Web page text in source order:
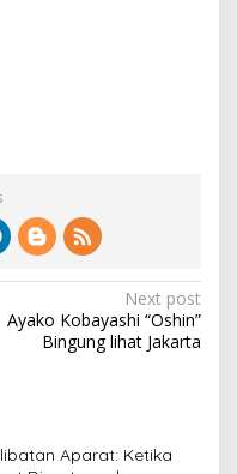
Next post
Ayako Kobayashi “Oshin”
Bingung lihat Jakarta
Aparat: Ketika